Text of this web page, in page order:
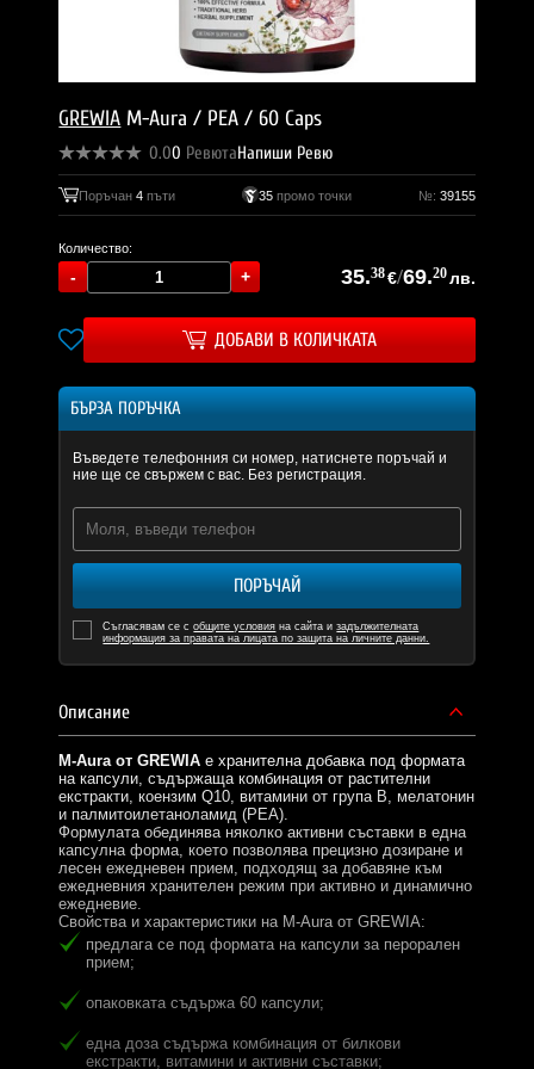
GREWIA M-Aura / PEA / 60 Caps
0.00 РевютаНапиши Ревю
Поръчан4 пъти 35промо точки №: 39155
Количество:
35.38€/69.20лв.
ДОБАВИ В КОЛИЧКАТА
БЪРЗА ПОРЪЧКА
Въведете телефонния си номер, натиснете поръчай и
ние ще се свържем с вас. Без регистрация.
ПОРЪЧАЙ
Съгласявам се собщите условия на сайта изадължителната
информация за правата на лицата по защита на личните данни.
Описание
M-Aura от GREWIA е хранителна добавка под формата
на капсули, съдържаща комбинация от растителни
екстракти, коензим Q10, витамини от група В, мелатонин
и палмитоилетаноламид (PEA).
Формулата обединява няколко активни съставки в една
капсулна форма, което позволява прецизно дозиране и
лесен ежедневен прием, подходящ за добавяне към
ежедневния хранителен режим при активно и динамично
ежедневие.
Свойства и характеристики на M-Aura от GREWIA:
предлага се под формата на капсули за перорален
прием;
опаковката съдържа 60 капсули;
една доза съдържа комбинация от билкови
екстракти, витамини и активни съставки;